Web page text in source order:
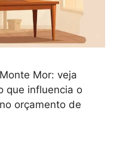
Mor: veja
que influencia o
orçamento de